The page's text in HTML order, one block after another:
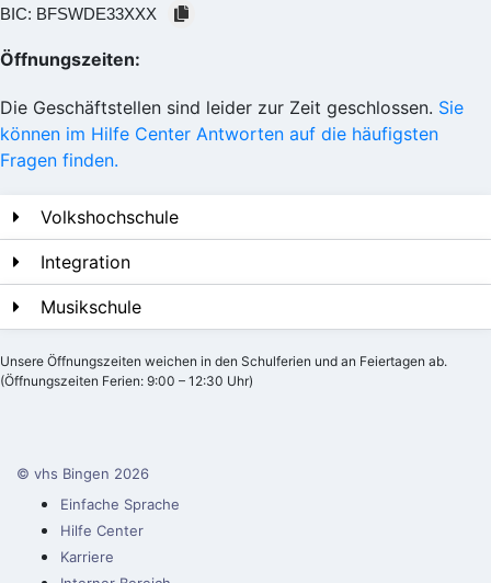
BIC: BFSWDE33XXX
Öffnungszeiten:
Die Geschäftstellen sind leider zur Zeit geschlossen. Sie
können im Hilfe Center Antworten auf die häufigsten
Fragen finden.
Volkshochschule
Integration
Musikschule
Unsere Öffnungszeiten weichen in den Schulferien und an Feiertagen ab.
(Öffnungszeiten Ferien: 9:00 – 12:30 Uhr)
© vhs Bingen 2026
Einfache Sprache
Hilfe Center
Karriere